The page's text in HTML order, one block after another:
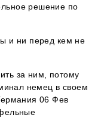
решение по
и ни перед кем не
за ним, потому
немец в своем
06 Фев